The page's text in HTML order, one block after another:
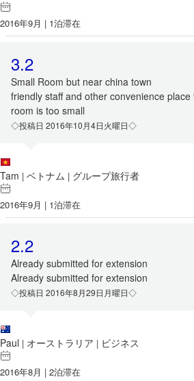
2016年9月 | 1泊滞在
3.2
Small Room but near china town
friendly staff and other convenience
room is too small
◇投稿日 2016年10月4日火曜日◇
Tam | ベトナム | グループ旅行者
2016年9月 | 1泊滞在
2.2
Already submitted for extension
Already submitted for extension
◇投稿日 2016年8月29日月曜日◇
Paul | オーストラリア | ビジネス
2016年8月 | 2泊滞在